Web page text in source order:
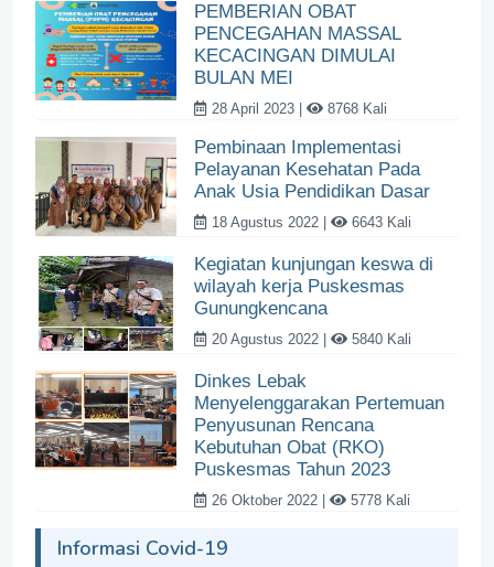
PEMBERIAN OBAT
PENCEGAHAN MASSAL
KECACINGAN DIMULAI
BULAN MEI
28 April 2023 | 8768 Kali
Pembinaan Implementasi
Pelayanan Kesehatan Pada
Anak Usia Pendidikan Dasar
18 Agustus 2022 | 6643 Kali
Kegiatan kunjungan keswa di
wilayah kerja Puskesmas
Gunungkencana
20 Agustus 2022 | 5840 Kali
Dinkes Lebak
Menyelenggarakan Pertemuan
Penyusunan Rencana
Kebutuhan Obat (RKO)
Puskesmas Tahun 2023
26 Oktober 2022 | 5778 Kali
Informasi Covid-19